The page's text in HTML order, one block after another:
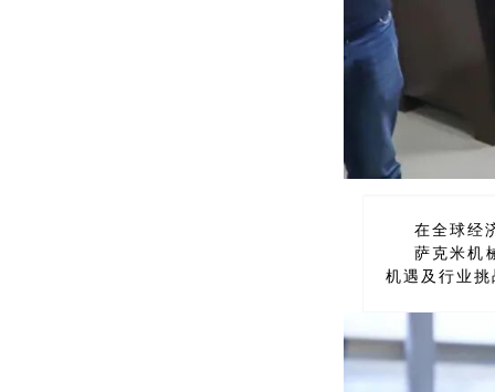
在全球经
萨克米机
机遇及行业